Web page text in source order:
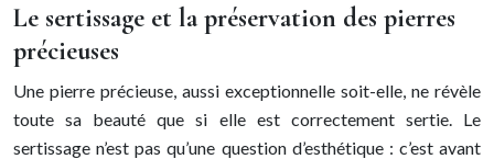
Le sertissage et la préservation des pierres
précieuses
Une pierre précieuse, aussi exceptionnelle soit-elle, ne révèle
toute sa beauté que si elle est correctement sertie. Le
sertissage n’est pas qu’une question d’esthétique : c’est avant